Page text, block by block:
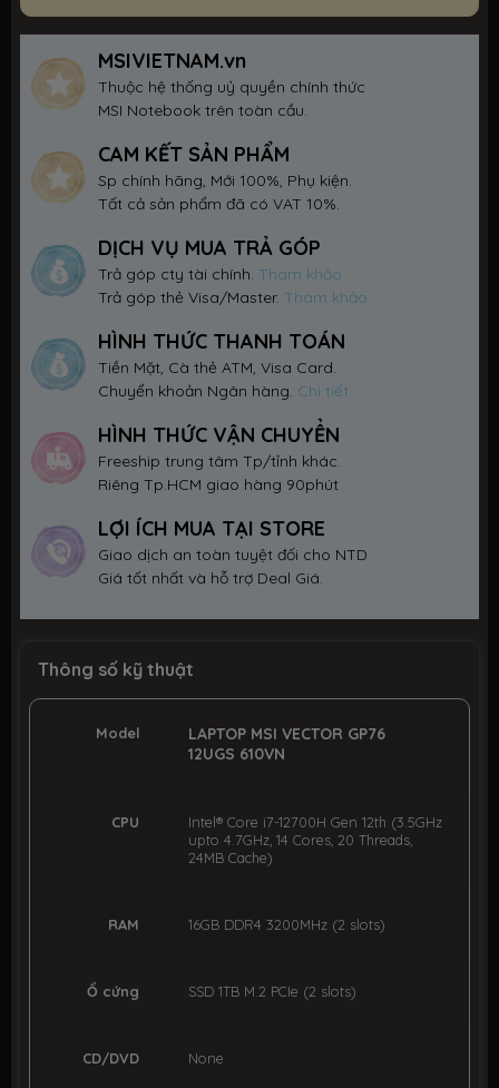
MSIVIETNAM.vn
Thuộc hệ thống uỷ quyền chính thức
MSI Notebook trên toàn cầu.
CAM KẾT SẢN PHẨM
Sp chính hãng, Mới 100%, Phụ kiện.
Tất cả sản phẩm đã có VAT 10%.
DỊCH VỤ MUA TRẢ GÓP
Trả góp cty tài chính. Tham khảo
Trả góp thẻ Visa/Master. Tham khảo
HÌNH THỨC THANH TOÁN
Tiền Mặt, Cà thẻ ATM, Visa Card.
Chuyển khoản Ngân hàng. Chi tiết
HÌNH THỨC VẬN CHUYỂN
Freeship trung tâm Tp/tỉnh khác.
Riêng Tp.HCM giao hàng 90phút
LỢI ÍCH MUA TẠI STORE
Giao dịch an toàn tuyệt đối cho NTD
Giá tốt nhất và hỗ trợ Deal Giá.
Thông số kỹ thuật
Model
LAPTOP MSI VECTOR GP76
12UGS 610VN
CPU
Intel® Core i7-12700H Gen 12th (3.5GHz
upto 4.7GHz, 14 Cores, 20 Threads,
24MB Cache)
RAM 16GB DDR4 3200MHz (2 slots)
Ổ cứng SSD 1TB M.2 PCIe (2 slots)
CD/DVD None